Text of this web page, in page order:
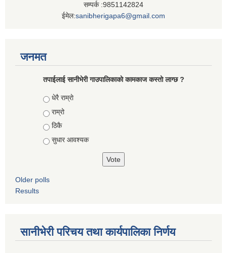
सम्पर्क :9851142824
ईमेल:sanibherigapa6@gmail.com
जनमत
तपाईलाई सानीभेरी गाउपालिकाकाे कामकाज कस्ताे लाग्छ ?
Choices
धेरै राम्राे
राम्रो
ठिकै
सुधार आवश्यक
Older polls
Results
सानीभेरी परिचय तथा कार्यपालिका निर्णय